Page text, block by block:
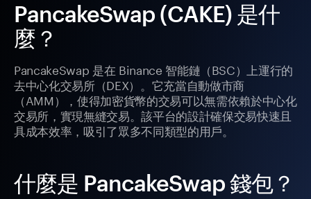
PancakeSwap (CAKE) 是什
麼？
PancakeSwap 是在 Binance 智能鏈（BSC）上運行的
去中心化交易所（DEX）。它充當自動做市商
（AMM），使得加密貨幣的交易可以無需依賴於中心化
交易所，實現無縫交易。該平台的設計確保交易快速且
具成本效率，吸引了眾多不同類型的用戶。
什麼是 PancakeSwap 錢包？